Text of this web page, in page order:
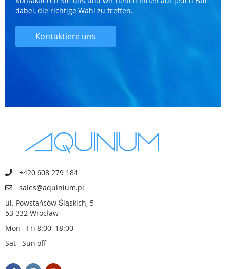
dabei, die richtige Wahl zu treffen.
Kontaktiere uns
+420 608 279 184
sales@aquinium.pl
ul. Powstańców Śląskich, 5
53-332 Wrocław
Mon - Fri 8:00–18:00
Sat - Sun off